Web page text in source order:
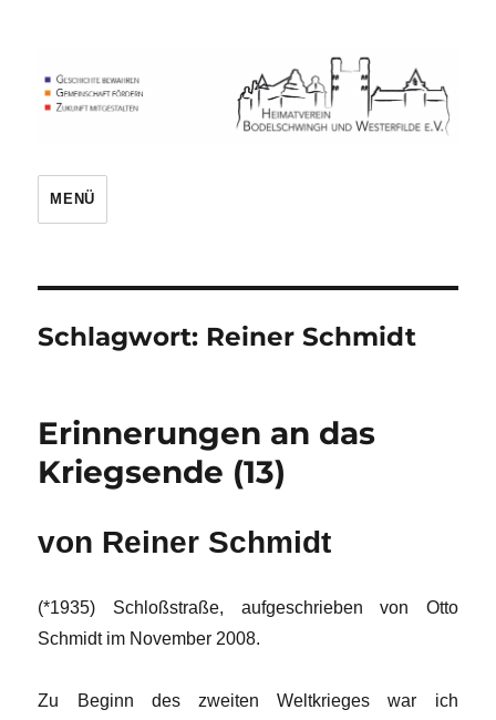
MENÜ
Schlagwort: Reiner Schmidt
Erinnerungen an das
Kriegsende (13)
von Reiner Schmidt
(*1935) Schloßstraße, aufgeschrieben von Otto
Schmidt im November 2008.
Zu Beginn des zweiten Weltkrieges war ich